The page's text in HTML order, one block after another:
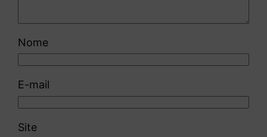
Nome
E-mail
Site